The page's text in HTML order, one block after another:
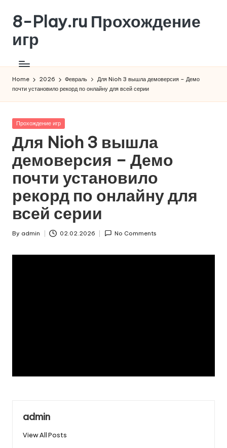
Skip
content
8-Play.ru Прохождение
игр
Home 2026 Февраль
Для Nioh 3 вышла демоверсия – Демо
почти установило рекорд по онлайну для всей серии
Posted
Прохождение игр
Для Nioh 3 вышла
демоверсия – Демо
почти установило
рекорд по онлайну для
всей серии
Posted
By admin 02.02.2026 No Comments
admin
View All Posts